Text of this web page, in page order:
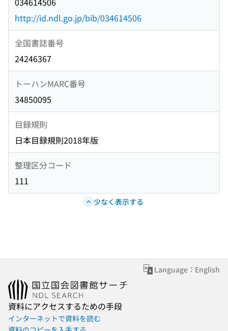
http://id.ndl.go.jp/bib/034614506
全国書誌番号
24246367
トーハンMARC番号
34850095
目録規則
日本目録規則2018年版
整理区分コード
111
少なく表示する
Language：English
資料にアクセスするための手段
インターネットで資料を読む